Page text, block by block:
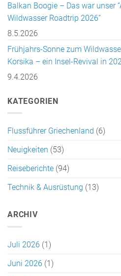
Balkan Boogie – Das war unser
Wildwasser Roadtrip 2026”
8.5.2026
Frühjahrs-Sonne zum
Korsika – ein Insel-Revival in
9.4.2026
KATEGORIEN
Flussführer Griechenland (6)
Neuigkeiten (53)
Reiseberichte (94)
Technik & Ausrüstung (13)
ARCHIV
Juli 2026 (1)
Juni 2026 (1)